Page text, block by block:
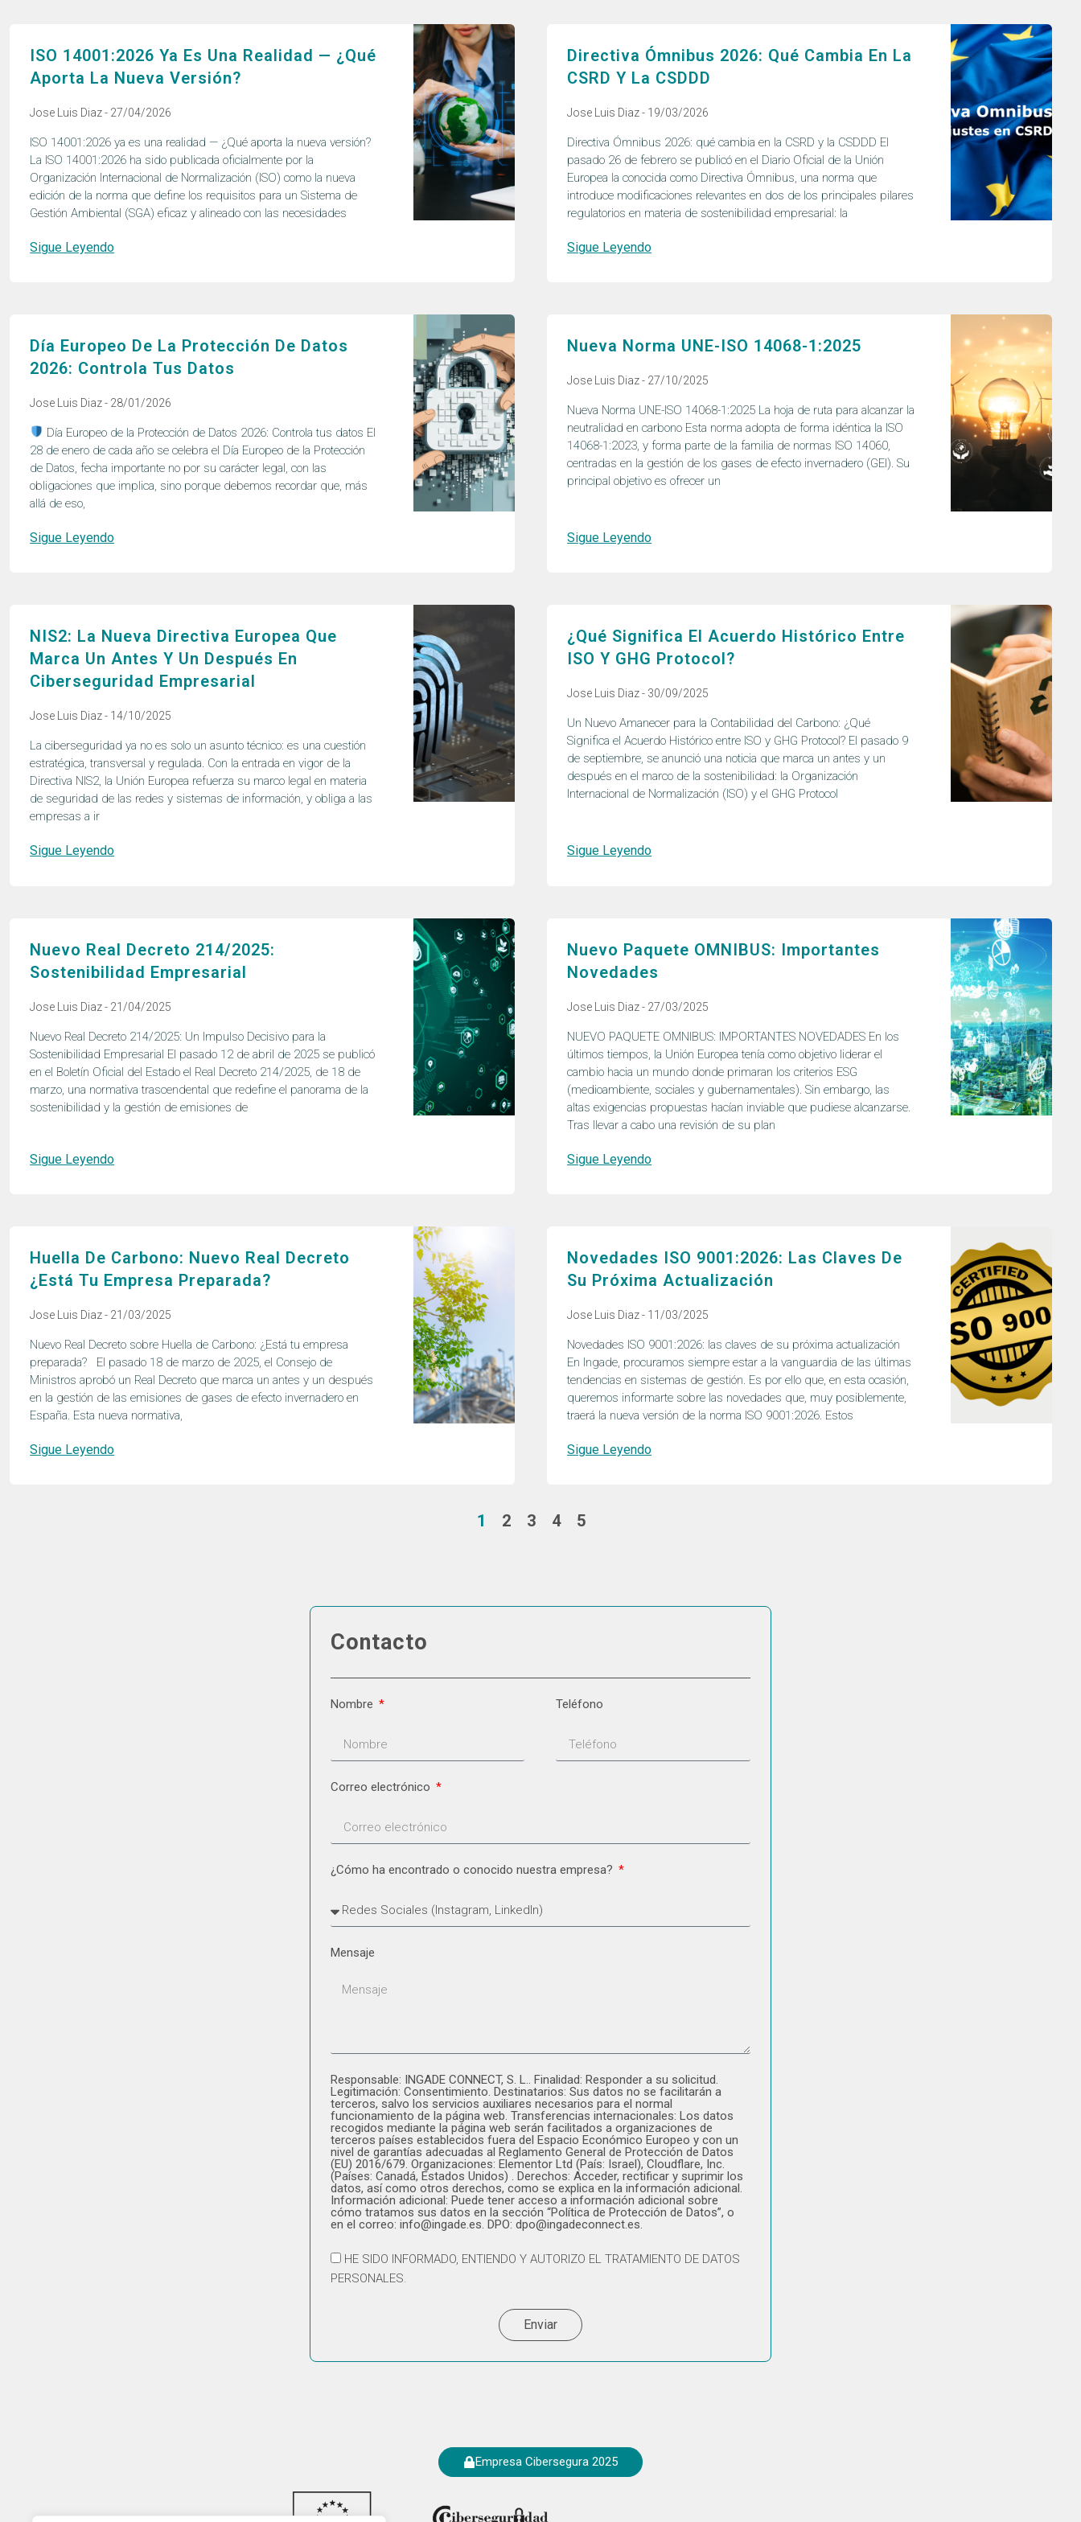
ISO 14001:2026 Ya Es Una Realidad — ¿Qué
Aporta La Nueva Versión?
Jose Luis Diaz 27/04/2026
ISO 14001:2026 ya es una realidad — ¿Qué aporta la nueva versión?
La ISO 14001:2026 ha sido publicada oficialmente por la
Organización Internacional de Normalización (ISO) como la nueva
edición de la norma que define los requisitos para un Sistema de
Gestión Ambiental (SGA) eficaz y alineado con las necesidades
Sigue Leyendo
Directiva Ómnibus 2026: Qué Cambia En La
CSRD Y La CSDDD
Jose Luis Diaz 19/03/2026
Directiva Ómnibus 2026: qué cambia en la CSRD y la CSDDD El
pasado 26 de febrero se publicó en el Diario Oficial de la Unión
Europea la conocida como Directiva Ómnibus, una norma que
introduce modificaciones relevantes en dos de los principales pilares
regulatorios en materia de sostenibilidad empresarial: la
Sigue Leyendo
Día Europeo De La Protección De Datos
2026: Controla Tus Datos
Jose Luis Diaz 28/01/2026
Día Europeo de la Protección de Datos 2026: Controla tus datos El
28 de enero de cada año se celebra el Día Europeo de la Protección
de Datos, fecha importante no por su carácter legal, con las
obligaciones que implica, sino porque debemos recordar que, más
allá de eso,
Sigue Leyendo
Nueva Norma UNE-ISO 14068-1:2025
Jose Luis Diaz 27/10/2025
Nueva Norma UNE-ISO 14068-1:2025 La hoja de ruta para alcanzar la
neutralidad en carbono Esta norma adopta de forma idéntica la ISO
14068-1:2023, y forma parte de la familia de normas ISO 14060,
centradas en la gestión de los gases de efecto invernadero (GEI). Su
principal objetivo es ofrecer un
Sigue Leyendo
NIS2: La Nueva Directiva Europea Que
Marca Un Antes Y Un Después En
Ciberseguridad Empresarial
Jose Luis Diaz 14/10/2025
La ciberseguridad ya no es solo un asunto técnico: es una cuestión
estratégica, transversal y regulada. Con la entrada en vigor de la
Directiva NIS2, la Unión Europea refuerza su marco legal en materia
de seguridad de las redes y sistemas de información, y obliga a las
empresas a ir
Sigue Leyendo
¿Qué Significa El Acuerdo Histórico Entre
ISO Y GHG Protocol?
Jose Luis Diaz 30/09/2025
Un Nuevo Amanecer para la Contabilidad del Carbono: ¿Qué
Significa el Acuerdo Histórico entre ISO y GHG Protocol? El pasado 9
de septiembre, se anunció una noticia que marca un antes y un
después en el marco de la sostenibilidad: la Organización
Internacional de Normalización (ISO) y el GHG Protocol
Sigue Leyendo
Nuevo Real Decreto 214/2025:
Sostenibilidad Empresarial
Jose Luis Diaz 21/04/2025
Nuevo Real Decreto 214/2025: Un Impulso Decisivo para la
Sostenibilidad Empresarial El pasado 12 de abril de 2025 se publicó
en el Boletín Oficial del Estado el Real Decreto 214/2025, de 18 de
marzo, una normativa trascendental que redefine el panorama de la
sostenibilidad y la gestión de emisiones de
Sigue Leyendo
Nuevo Paquete OMNIBUS: Importantes
Novedades
Jose Luis Diaz 27/03/2025
NUEVO PAQUETE OMNIBUS: IMPORTANTES NOVEDADES En los
últimos tiempos, la Unión Europea tenía como objetivo liderar el
cambio hacia un mundo donde primaran los criterios ESG
(medioambiente, sociales y gubernamentales). Sin embargo, las
altas exigencias propuestas hacían inviable que pudiese alcanzarse.
Tras llevar a cabo una revisión de su plan
Sigue Leyendo
Huella De Carbono: Nuevo Real Decreto
¿Está Tu Empresa Preparada?
Jose Luis Diaz 21/03/2025
Nuevo Real Decreto sobre Huella de Carbono: ¿Está tu empresa
preparada? El pasado 18 de marzo de 2025, el Consejo de
Ministros aprobó un Real Decreto que marca un antes y un después
en la gestión de las emisiones de gases de efecto invernadero en
España. Esta nueva normativa,
Sigue Leyendo
Novedades ISO 9001:2026: Las Claves De
Su Próxima Actualización
Jose Luis Diaz 11/03/2025
Novedades ISO 9001:2026: las claves de su próxima actualización
En Ingade, procuramos siempre estar a la vanguardia de las últimas
tendencias en sistemas de gestión. Es por ello que, en esta ocasión,
queremos informarte sobre las novedades que, muy posiblemente,
traerá la nueva versión de la norma ISO 9001:2026. Estos
Sigue Leyendo
1 2 3 4 5
Contacto
Nombre Teléfono
Correo electrónico
¿Cómo ha encontrado o conocido nuestra empresa?
Mensaje
Responsable: INGADE CONNECT, S. L.. Finalidad: Responder a su solicitud.
Legitimación: Consentimiento. Destinatarios: Sus datos no se facilitarán a
terceros, salvo los servicios auxiliares necesarios para el normal
funcionamiento de la página web. Transferencias internacionales: Los datos
recogidos mediante la página web serán facilitados a organizaciones de
terceros países establecidos fuera del Espacio Económico Europeo y con un
nivel de garantías adecuadas al Reglamento General de Protección de Datos
(EU) 2016/679. Organizaciones: Elementor Ltd (País: Israel), Cloudflare, Inc.
(Países: Canadá, Estados Unidos) . Derechos: Acceder, rectificar y suprimir los
datos, así como otros derechos, como se explica en la información adicional.
Información adicional: Puede tener acceso a información adicional sobre
cómo tratamos sus datos en la sección “Política de Protección de Datos”, o
en el correo: info@ingade.es. DPO: dpo@ingadeconnect.es.
HE SIDO INFORMADO, ENTIENDO Y AUTORIZO EL TRATAMIENTO DE DATOS
PERSONALES.
Enviar
Empresa Cibersegura 2025